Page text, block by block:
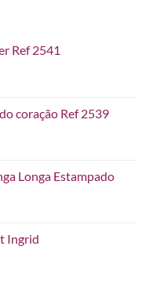
Ref 2541
coração Ref 2539
Longa Estampado
Ingrid